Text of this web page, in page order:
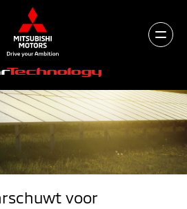
voor